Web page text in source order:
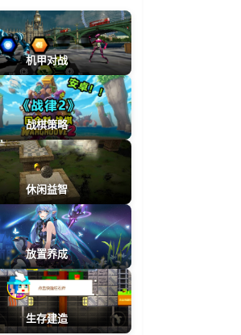
机甲对战
战棋策略
休闲益智
放置养成
生存建造